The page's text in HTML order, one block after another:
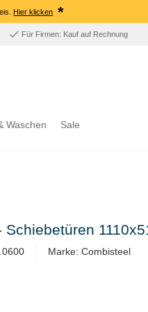
Hier klicken *
Für Firmen: Kauf auf Rechnung
Waschen Sale
Schiebetüren
Marke: Combisteel